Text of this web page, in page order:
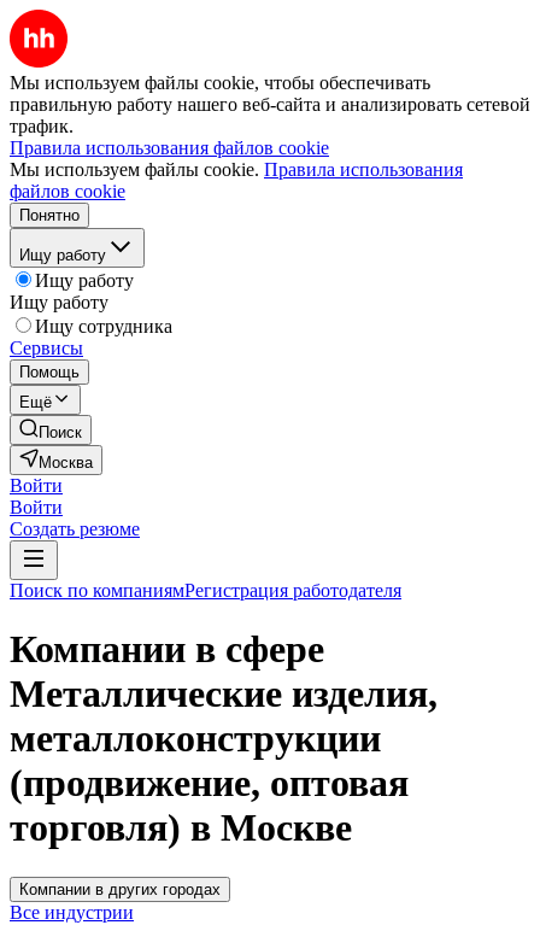
Мы используем файлы cookie, чтобы обеспечивать
правильную работу нашего веб-сайта и анализировать сетевой
трафик.
Правила использования файлов cookie
Мы используем файлы cookie. Правила использования
файлов cookie
Понятно
Ищу работу
Ищу работу
Ищу работу
Ищу сотрудника
Сервисы
Помощь
Ещё
Поиск
Москва
Войти
Войти
Создать резюме
Поиск по компаниямРегистрация работодателя
Компании в сфере
Металлические изделия,
металлоконструкции
(продвижение, оптовая
торговля) в Москве
Компании в других городах
Все индустрии